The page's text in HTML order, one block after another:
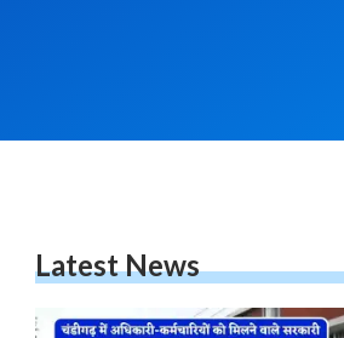
Latest News